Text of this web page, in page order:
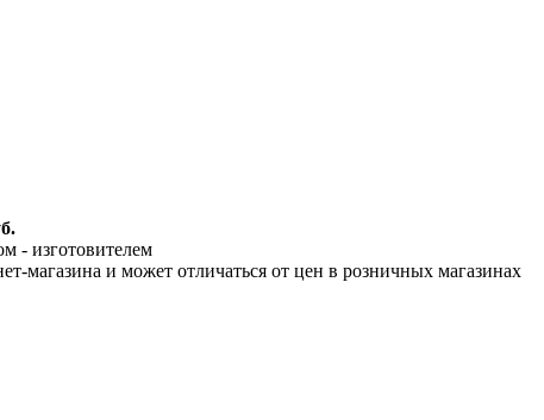
- изготовителем
магазина и может отличаться от цен в розничных магазинах